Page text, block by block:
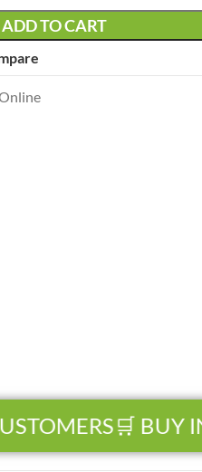
ADD TO CART
🛒 BUY IN